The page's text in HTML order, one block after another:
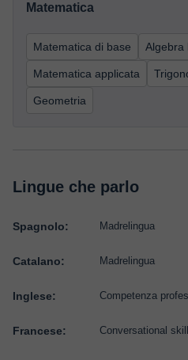
Matematica
Matematica di base Algebra
Matematica applicata
Geometria
Lingue che parlo
Spagnolo: Madrelingua
Catalano: Madrelingua
Inglese: Competenza
Francese: Conversational